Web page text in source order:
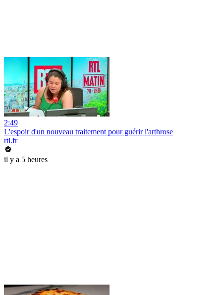
2:49
L'espoir d'un nouveau traitement pour guérir l'arthrose
rtl.fr
il y a 5 heures